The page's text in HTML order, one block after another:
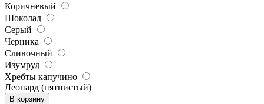
Коричневый
Шоколад
Серый
Черника
Сливочный
Изумруд
Хребты капучино
Леопард (пятнистый)
В корзину